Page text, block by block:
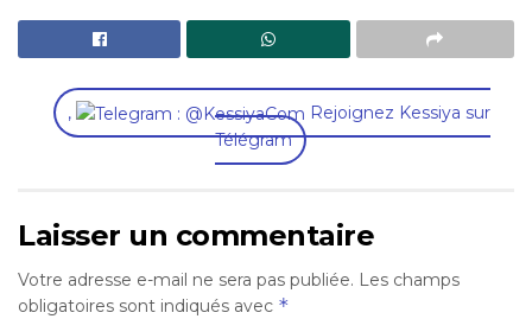
,
Rejoignez Kessiya sur
Télégram
Laisser un commentaire
Votre adresse e-mail ne sera pas publiée. Les champs
obligatoires sont indiqués avec *